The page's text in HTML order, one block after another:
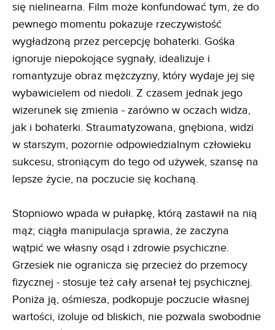
się nielinearna. Film może konfundować tym, że do
pewnego momentu pokazuje rzeczywistość
wygładzoną przez percepcję bohaterki. Gośka
ignoruje niepokojące sygnały, idealizuje i
romantyzuje obraz mężczyzny, który wydaje jej się
wybawicielem od niedoli. Z czasem jednak jego
wizerunek się zmienia - zarówno w oczach widza,
jak i bohaterki. Straumatyzowana, gnębiona, widzi
w starszym, pozornie odpowiedzialnym człowieku
sukcesu, stroniącym do tego od używek, szansę na
lepsze życie, na poczucie się kochaną.
Stopniowo wpada w pułapkę, którą zastawił na nią
mąż; ciągła manipulacja sprawia, że zaczyna
wątpić we własny osąd i zdrowie psychiczne.
Grzesiek nie ogranicza się przecież do przemocy
fizycznej - stosuje też cały arsenał tej psychicznej.
Poniża ją, ośmiesza, podkopuje poczucie własnej
wartości, izoluje od bliskich, nie pozwala swobodnie